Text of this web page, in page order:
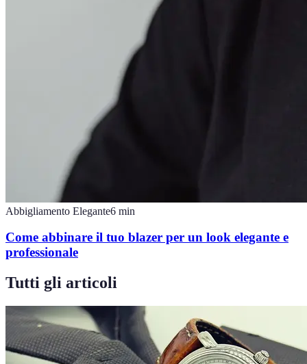
Abbigliamento Elegante6 min
Come abbinare il tuo blazer per un look elegante e
professionale
Tutti gli articoli